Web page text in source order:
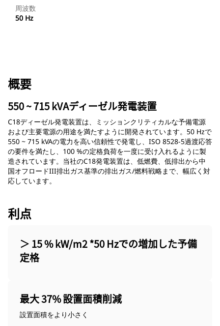
周波数
50 Hz
概要
550 ~ 715 kVAディーゼル発電装置
C18ディーゼル発電装置は、ミッションクリティカルな予備電源
および主要電源の用途を満たすように開発されています。50 Hzで
550 ~ 715 kVAの電力を高い信頼性で発電し、ISO 8528-5過渡応答
の要件を満たし、100 %の定格負荷を一度に受け入れるように製
造されています。当社のC18発電装置は、低燃費、低排出から中
国オフロードIII排出ガス基準の排出ガス/燃料戦略まで、幅広く対
応しています。
利点
＞ 15 % kW/m2 *50 Hzでの増加した予備
定格
最大 37% 設置面積削減
設置面積をより小さく